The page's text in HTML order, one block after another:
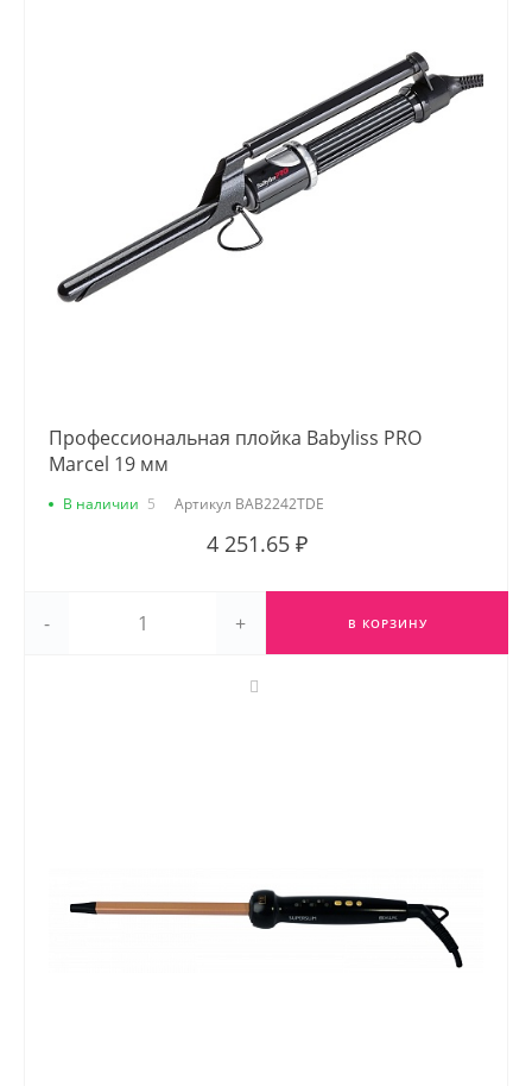
Профессиональная плойка Babyliss PRO
Marcel 19 мм
В наличии 5 Артикул BAB2242TDE
4 251.65 ₽
- + В КОРЗИНУ